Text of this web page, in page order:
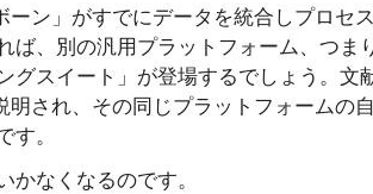
ン」がすでにデータを統合しプロセ
、別の汎用プラットフォーム、つま
グスイート」が登場するでしょう。文
され、その同じプラットフォームの
。
なくなるのです。